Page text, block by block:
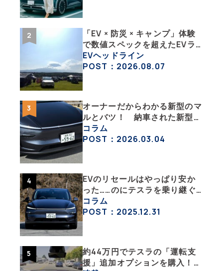
「EV × 防災 × キャンプ」体験
で数値スペックを超えたEVラ
イフの豊かさを実感【 EV
SUMMER CAMP 2026 】
EVヘッドライン
POST：2026.08.07
オーナーだからわかる新型のマ
ルとバツ！ 納車された新型を
旧型モデルＹと細部まで比べて
みた【テスラ沼にはまった大学
コラム
POST：2026.03.04
EVのリセールはやっぱり安か
った……のにテスラを乗り継ぐ
ってどういうこと？ 【テスラ
沼にはまった大学教授のEV生
コラム
POST：2025.12.31
約44万円でテスラの「運転支
援」追加オプションを購入！